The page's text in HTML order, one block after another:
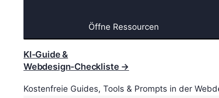
Öffne Ressourcen
KI-Guide &
Webdesign-Checkliste →
Kostenfreie Guides, Tools & Prompts in der